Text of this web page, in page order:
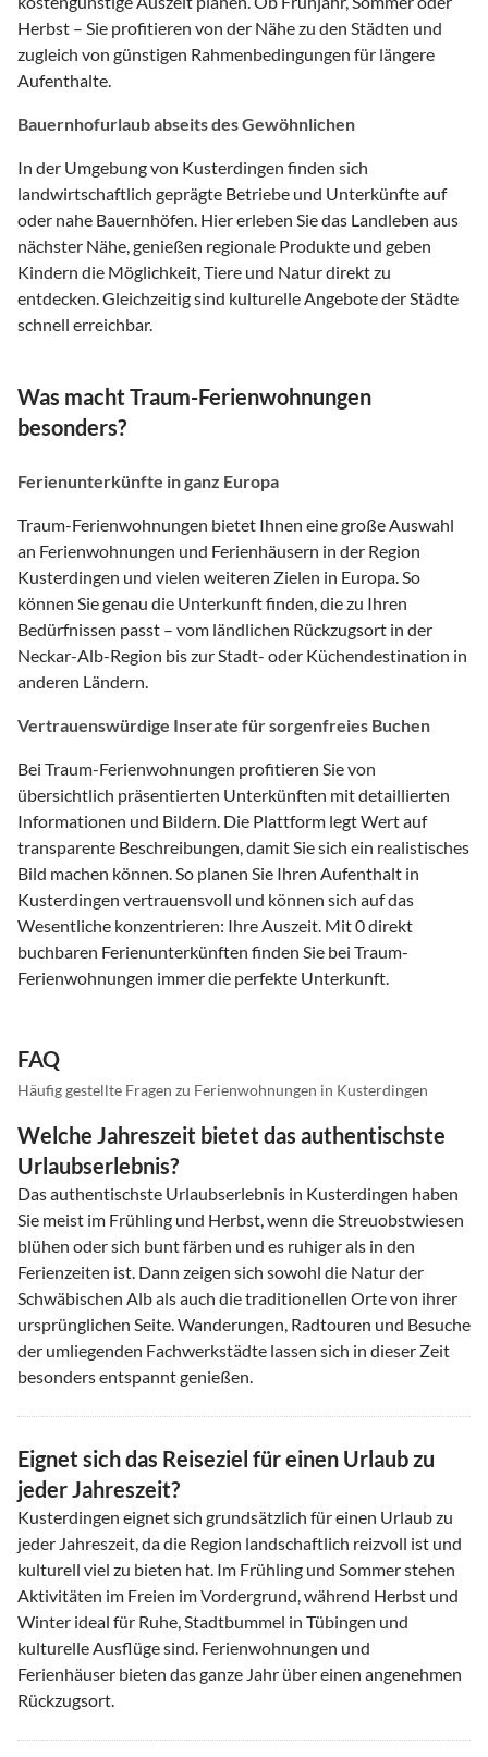
Herbst – Sie profitieren von der Nähe zu den Städten und
zugleich von günstigen Rahmenbedingungen für längere
Aufenthalte.
Bauernhofurlaub abseits des Gewöhnlichen
In der Umgebung von Kusterdingen finden sich
landwirtschaftlich geprägte Betriebe und Unterkünfte auf
oder nahe Bauernhöfen. Hier erleben Sie das Landleben aus
nächster Nähe, genießen regionale Produkte und geben
Kindern die Möglichkeit, Tiere und Natur direkt zu
entdecken. Gleichzeitig sind kulturelle Angebote der Städte
schnell erreichbar.
Was macht Traum-Ferienwohnungen
besonders?
Ferienunterkünfte in ganz Europa
Traum-Ferienwohnungen bietet Ihnen eine große Auswahl
an Ferienwohnungen und Ferienhäusern in der Region
Kusterdingen und vielen weiteren Zielen in Europa. So
können Sie genau die Unterkunft finden, die zu Ihren
Bedürfnissen passt – vom ländlichen Rückzugsort in der
Neckar-Alb-Region bis zur Stadt- oder Küchendestination in
anderen Ländern.
Vertrauenswürdige Inserate für sorgenfreies Buchen
Bei Traum-Ferienwohnungen profitieren Sie von
übersichtlich präsentierten Unterkünften mit detaillierten
Informationen und Bildern. Die Plattform legt Wert auf
transparente Beschreibungen, damit Sie sich ein realistisches
Bild machen können. So planen Sie Ihren Aufenthalt in
Kusterdingen vertrauensvoll und können sich auf das
Wesentliche konzentrieren: Ihre Auszeit. Mit 0 direkt
buchbaren Ferienunterkünften finden Sie bei Traum-
Ferienwohnungen immer die perfekte Unterkunft.
FAQ
Häufig gestellte Fragen zu Ferienwohnungen in Kusterdingen
Welche Jahreszeit bietet das authentischste
Urlaubserlebnis?
Das authentischste Urlaubserlebnis in Kusterdingen haben
Sie meist im Frühling und Herbst, wenn die Streuobstwiesen
blühen oder sich bunt färben und es ruhiger als in den
Ferienzeiten ist. Dann zeigen sich sowohl die Natur der
Schwäbischen Alb als auch die traditionellen Orte von ihrer
ursprünglichen Seite. Wanderungen, Radtouren und Besuche
der umliegenden Fachwerkstädte lassen sich in dieser Zeit
besonders entspannt genießen.
Eignet sich das Reiseziel für einen Urlaub zu
jeder Jahreszeit?
Kusterdingen eignet sich grundsätzlich für einen Urlaub zu
jeder Jahreszeit, da die Region landschaftlich reizvoll ist und
kulturell viel zu bieten hat. Im Frühling und Sommer stehen
Aktivitäten im Freien im Vordergrund, während Herbst und
Winter ideal für Ruhe, Stadtbummel in Tübingen und
kulturelle Ausflüge sind. Ferienwohnungen und
Ferienhäuser bieten das ganze Jahr über einen angenehmen
Rückzugsort.